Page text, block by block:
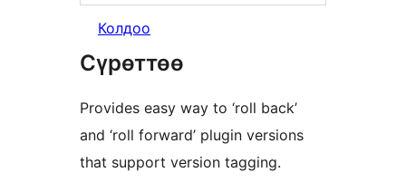
Колдоо
Сүрөттөө
Provides easy way to ‘roll back’
and ‘roll forward’ plugin versions
that support version tagging.